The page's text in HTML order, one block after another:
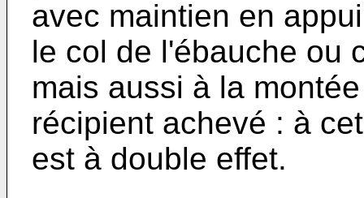
avec maintien en
le col de l'ébauche ou
mais aussi à la
récipient achevé : à
est à double effet.